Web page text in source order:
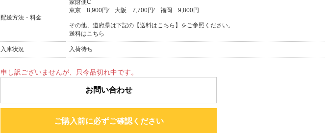
配送方法・料金
家財便C
東京
8,900円⁄ 大阪 7,700円⁄ 福岡 9,800円
その他、道府県は下記の【送料はこちら】をご参照ください。
送料はこちら
入庫状況 入荷待ち
申し訳ございませんが、只今品切れ中です。
お問い合わせ
ご購入前に必ずご確認ください